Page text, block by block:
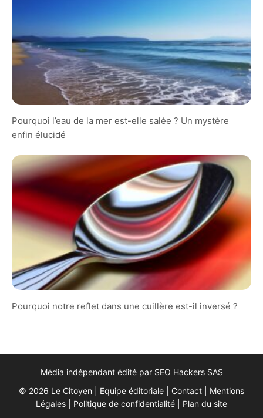
Pourquoi l’eau de la mer est-elle salée ? Un mystère
enfin élucidé
Pourquoi notre reflet dans une cuillère est-il inversé ?
Média indépendant édité par SEO Hackers SAS
© 2026 Le Citoyen | Equipe éditoriale Contact
Mentions
Légales
Politique de confidentialité Plan du site